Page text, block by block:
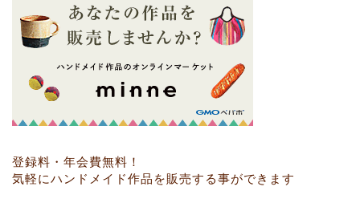
登録料・年会費無料！
気軽にハンドメイド作品を販売する事ができます